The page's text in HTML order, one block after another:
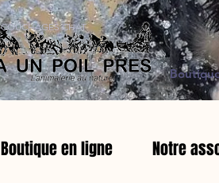
COUCHAGES CHAT
Boutique en ligne Notre